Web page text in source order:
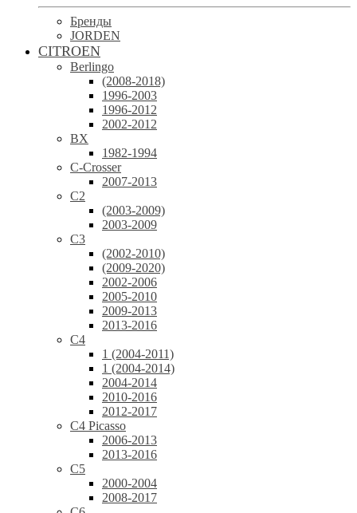
Бренды
JORDEN
CITROEN
Berlingo
(2008-2018)
1996-2003
1996-2012
2002-2012
BX
1982-1994
C-Crosser
2007-2013
C2
(2003-2009)
2003-2009
C3
(2002-2010)
(2009-2020)
2002-2006
2005-2010
2009-2013
2013-2016
C4
1 (2004-2011)
1 (2004-2014)
2004-2014
2010-2016
2012-2017
C4 Picasso
2006-2013
2013-2016
C5
2000-2004
2008-2017